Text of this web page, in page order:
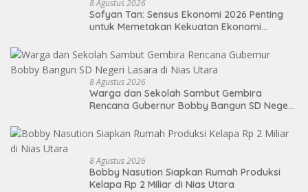
8 Agustus 2026
Sofyan Tan: Sensus Ekonomi 2026 Penting
untuk Memetakan Kekuatan Ekonomi
8 Agustus 2026
Warga dan Sekolah Sambut Gembira
Rencana Gubernur Bobby Bangun SD Negeri
8 Agustus 2026
Bobby Nasution Siapkan Rumah Produksi
Kelapa Rp 2 Miliar di Nias Utara